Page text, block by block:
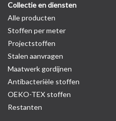
Collectie en diensten
Alle producten
Stoffen per meter
Projectstoffen
Stalen aanvragen
Maatwerk gordijnen
Antibacteriële stoffen
OEKO-TEX stoffen
Restanten